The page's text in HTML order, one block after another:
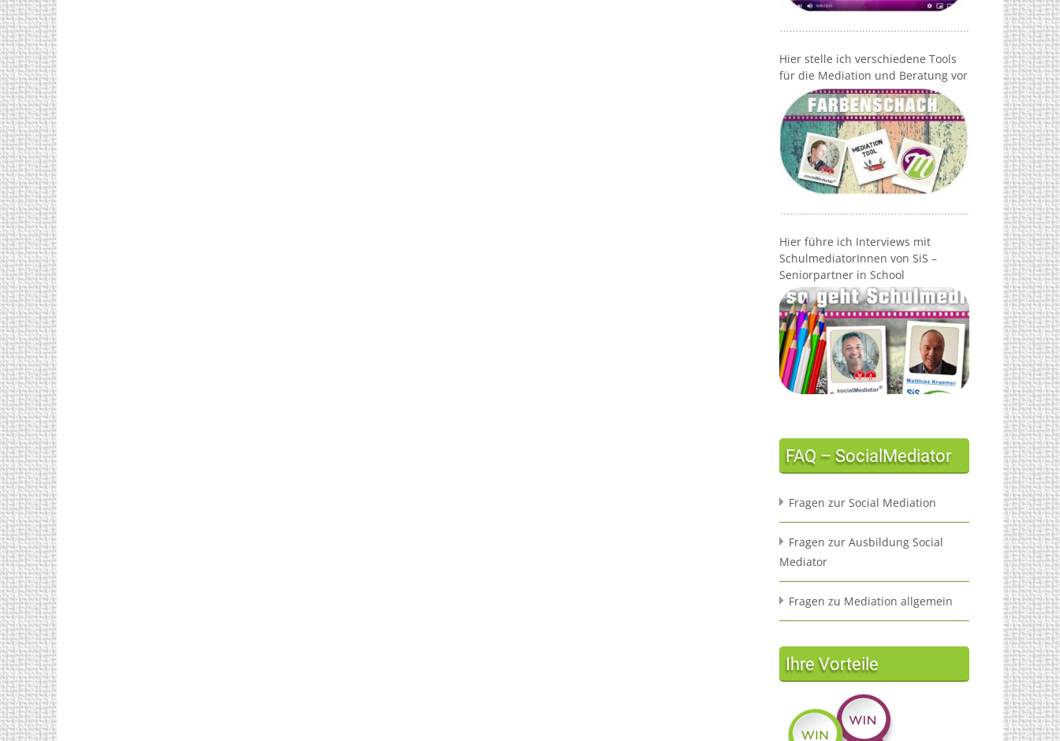
Hier stelle ich verschiedene Tools
für die Mediation und Beratung vor
Hier führe ich Interviews mit
SchulmediatorInnen von SiS –
Seniorpartner in School
FAQ – SocialMediator
Fragen zur Social Mediation
Fragen zur Ausbildung Social
Mediator
Fragen zu Mediation allgemein
Ihre Vorteile